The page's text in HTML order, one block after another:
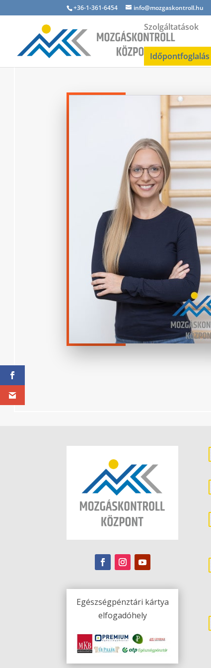
+36-1-361-6454 info@mozgaskontroll.hu
Szolgáltatások
Időpontfoglalás
Egészségpénztári kártya
elfogadóhely